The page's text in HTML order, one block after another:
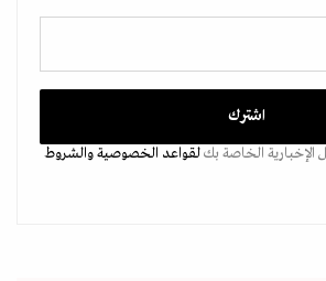
الخاصة بكلقواعد الخصوصيةوالشروط